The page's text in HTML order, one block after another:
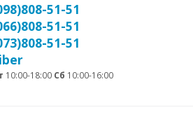
51-51
51-51
51-51
10:00-18:00 Сб 10:00-16:00